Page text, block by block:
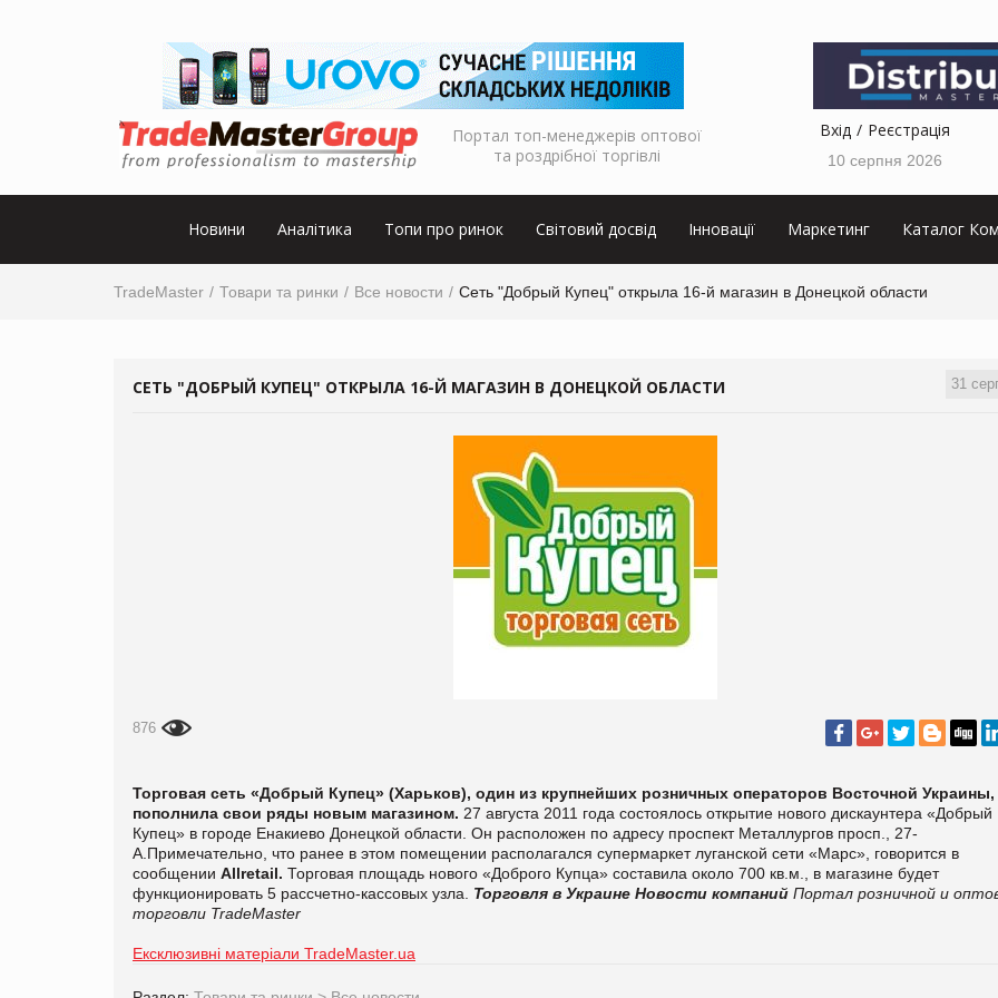
Портал топ-менеджерів оптової
та роздрібної торгівлі
Вхід Реєстрація
10 серпня 2026
Новини Аналітика Топи про ринок Світовий досвід Інновації Маркетинг Каталог
TradeMaster Товари та ринки Все новости Сеть "Добрый Купец" открыла 16-й магазин в Донецкой области
31
СЕТЬ "ДОБРЫЙ КУПЕЦ" ОТКРЫЛА 16-Й МАГАЗИН В ДОНЕЦКОЙ ОБЛАСТИ
876
Торговая сеть «Добрый Купец» (Харьков), один из крупнейших розничных операторов Восточной Украины,
пополнила свои ряды новым магазином. 27 августа 2011 года состоялось открытие нового дискаунтера «Добрый
Купец» в городе Енакиево Донецкой области. Он расположен по адресу проспект Металлургов просп., 27-
А.Примечательно, что ранее в этом помещении располагался супермаркет луганской сети «Марс», говорится в
сообщении Аllretail. Торговая площадь нового «Доброго Купца» составила около 700 кв.м., в магазине будет
функционировать 5 рассчетно-кассовых узла. Торговля в Украине Новости компаний Портал розничной и
торговли TradeMaster
Ексклюзивні матеріали TradeMaster.ua